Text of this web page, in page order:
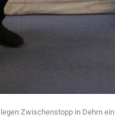
Zwischenstopp in Dehrn ein